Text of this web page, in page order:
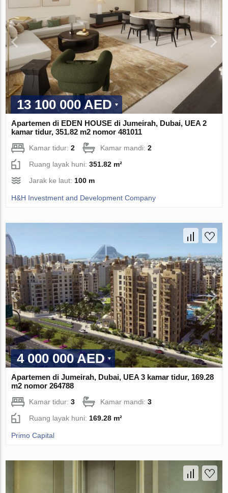
13 100 000 AED
Apartemen di EDEN HOUSE di Jumeirah, Dubai, UEA 2
kamar tidur, 351.82 m2 nomor 481011
Kamar tidur:2 Kamar mandi:2
Ruang layak huni:351.82 m²
Jarak ke laut:100 m
H&H Investment and Development Company
4 000 000 AED
Apartemen di Jumeirah, Dubai, UEA 3 kamar tidur, 169.28
m2 nomor 264788
Kamar tidur:3 Kamar mandi:3
Ruang layak huni: 169.28 m²
Primo Capital